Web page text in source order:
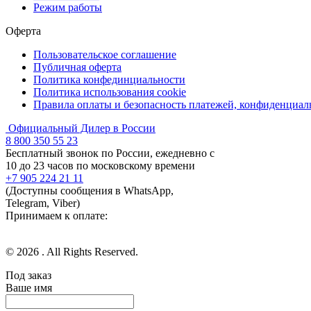
Режим работы
Оферта
Пользовательское соглашение
Публичная оферта
Политика конфединциальности
Политика использования cookie
Правила оплаты и безопасность платежей,
Официальный Дилер в России
8 800 350 55 23
Бесплатный звонок по России, ежедневно с
10 до 23 часов по московскому времени
+7 905 224 21 11
(Доступны сообщения в WhatsApp,
Telegram, Viber)
Принимаем к оплате:
© 2026 . All Rights Reserved.
Под заказ
Ваше имя